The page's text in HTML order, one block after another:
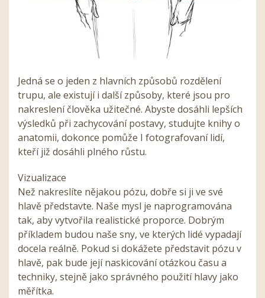
Jedná se o jeden z hlavních způsobů rozdělení
trupu, ale existují i další způsoby, které jsou pro
nakreslení člověka užitečné. Abyste dosáhli lepších
výsledků při zachycování postavy, studujte knihy o
anatomii, dokonce pomůže I fotografovaní lidí,
kteří již dosáhli plného růstu.
Vizualizace
Než nakreslíte nějakou pózu, dobře si ji ve své
hlavě představte. Naše mysl je naprogramována
tak, aby vytvořila realistické proporce. Dobrým
příkladem budou naše sny, ve kterých lidé vypadají
docela reálně. Pokud si dokážete představit pózu v
hlavě, pak bude její naskicování otázkou času a
techniky, stejně jako správného použití hlavy jako
měřítka.